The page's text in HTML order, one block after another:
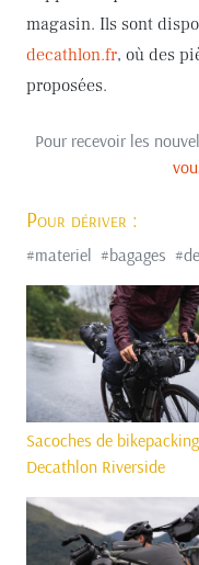
magasin. Ils sont
decathlon.fr, où des
proposées.
Pour recevoir les
Pour dériver :
#materiel #bagages #
Sacoches de bikepacking
Decathlon Riverside